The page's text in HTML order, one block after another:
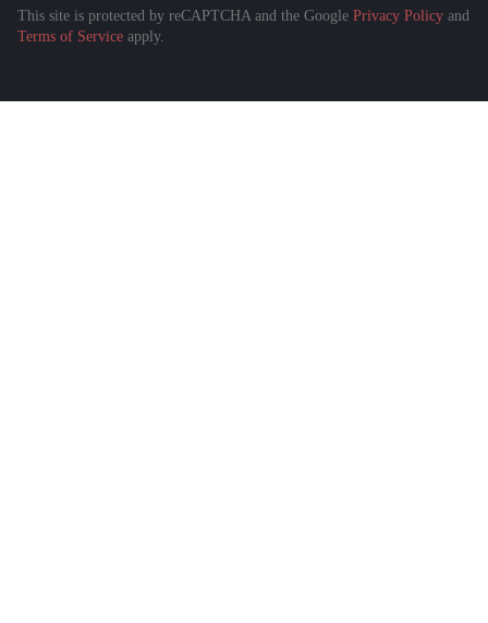
This site is protected by reCAPTCHA and the Google Privacy Policy and
Terms of Service apply.